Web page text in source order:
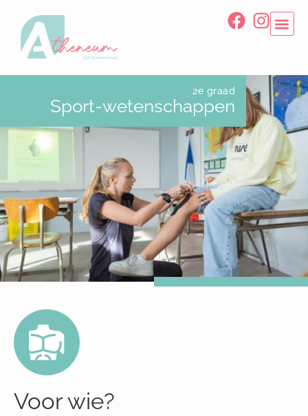
2e graad
Sport-wetenschappen
Voor wie?